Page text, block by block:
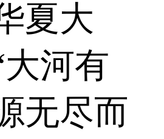
夏大
河有
无尽而